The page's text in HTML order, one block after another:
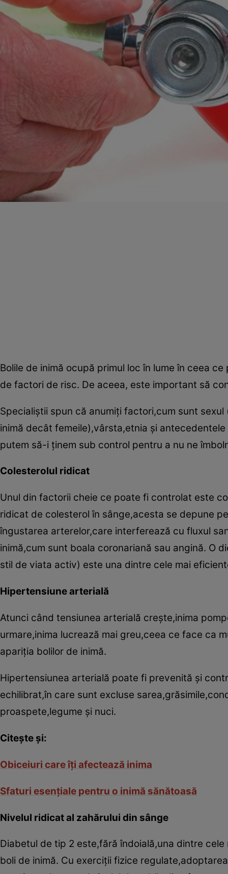
Bolile de inimă ocupă primul loc în lume în ceea
de factori de risc. De aceea, este important să
Specialiştii spun că anumiţi factori,cum sunt
inimă decât femeile),vârsta,etnia şi
putem să-i ţinem sub control pentru a nu ne
Colesterolul ridicat
Unul din factorii cheie ce poate fi controlat este
ridicat de colesterol în sânge,acesta se depune
îngustarea arterelor,care interferează cu fluxul
inimă,cum sunt boala coronariană sau angină. O
stil de viata activ) este una dintre cele mai
Hipertensiune arterială
Atunci când tensiunea arterială creşte,inima
urmare,inima lucrează mai greu,ceea ce face ca
apariţia bolilor de inimă.
Hipertensiunea arterială poate fi prevenită şi
echilibrat,în care sunt excluse
proaspete,legume şi nuci.
Citeşte şi:
Obiceiuri care îţi afectează inima
Sfaturi esenţiale pentru o inimă sănătoasă
Nivelul ridicat al zahărului din sânge
Diabetul de tip 2 este,fără îndoială,una dintre
boli de inimă. Cu exerciţii fizice